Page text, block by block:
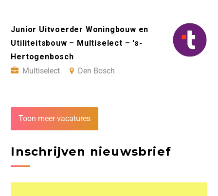
Junior Uitvoerder Woningbouw en
Utiliteitsbouw – Multiselect – 's-
Hertogenbosch
Multiselect
Den Bosch
Toon meer vacatures
Inschrijven nieuwsbrief